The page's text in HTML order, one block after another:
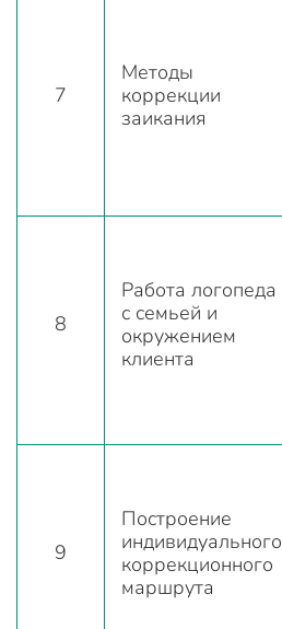
7
Методы
коррекции
заикания
8
Работа логопеда
с семьей и
окружением
клиента
9
Построение
индивидуального
коррекционного
маршрута